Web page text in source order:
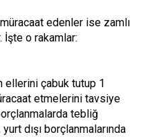
edenler ise zamlı
İşte o rakamlar:
ellerini çabuk tutup 1
etmelerini tavsiye
tebliğ
dışı borçlanmalarında